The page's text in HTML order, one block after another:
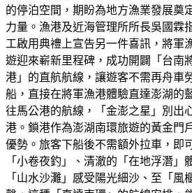
的停泊空間，期盼為地方漁業發展奠
力量。漁港及近海管理所所長吳國霖
工啟用典禮上宣告另一件喜訊，將軍
遊迎來嶄新里程碑，成功開闢「台南
港」的直航航線，讓遊客不需再舟車
船，直接在將軍漁港體驗直達澎湖的
往馬公港的航線，「金澎之星」別出
港。鎖港作為澎湖南環旅遊的黃金門
優勢。旅客下船後不需額外拉車，即
「小卷夜釣」、清澈的「在地浮潛」
「山水沙灘」感受陽光細沙、至「風